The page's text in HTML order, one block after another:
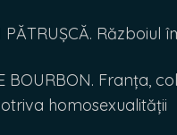
PĂTRUȘCĂ. Războiul
BOURBON. Franța,
homosexualității